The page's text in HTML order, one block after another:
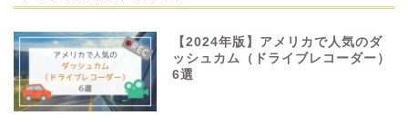
【2024年版】アメリカで人気のダ
ッシュカム（ドライブレコーダー）
6選